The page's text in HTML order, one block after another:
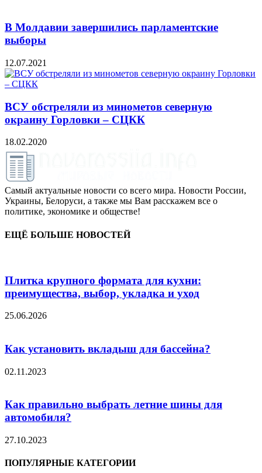
В Молдавии завершились парламентские
выборы
12.07.2021
ВСУ обстреляли из минометов северную
окраину Горловки – СЦКК
18.02.2020
Самый актуальные новости со всего мира. Новости России,
Украины, Белоруси, а также мы Вам расскажем все о
политике, экономике и обществе!
ЕЩЁ БОЛЬШЕ НОВОСТЕЙ
Плитка крупного формата для кухни:
преимущества, выбор, укладка и уход
25.06.2026
Как установить вкладыш для бассейна?
02.11.2023
Как правильно выбрать летние шины для
автомобиля?
27.10.2023
ПОПУЛЯРНЫЕ КАТЕГОРИИ